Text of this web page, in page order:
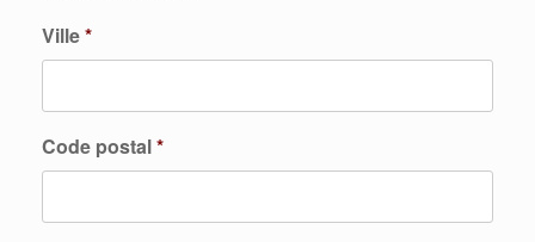
Ville*
Code postal*